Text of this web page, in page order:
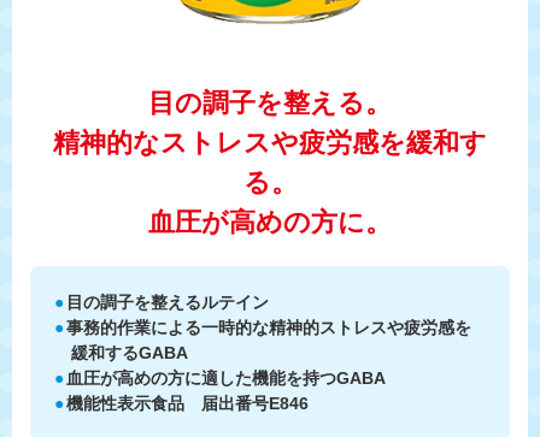
目の調子を整える。
精神的なストレスや疲労感を緩和す
る。
血圧が高めの方に。
● 目の調子を整えるルテイン
●事務的作業による一時的な精神的ストレスや疲労感を
緩和するGABA
● 血圧が高めの方に適した機能を持つGABA
●機能性表示食品 届出番号E846